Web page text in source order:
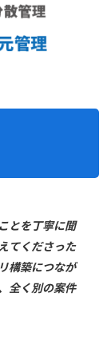
とを丁寧に聞
てくださった
構築につなが
全く別の案件